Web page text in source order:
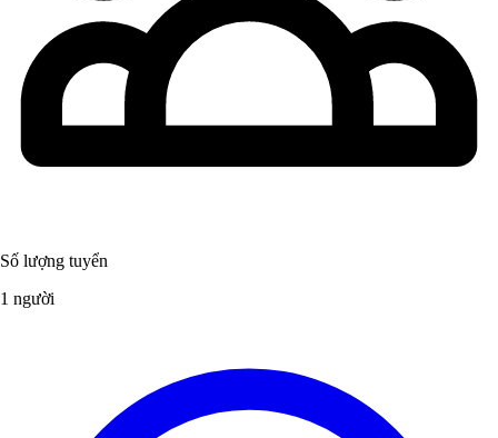
Số lượng tuyển
1 người